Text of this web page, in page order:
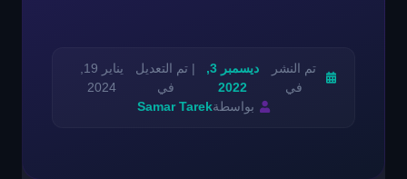
تم النشر
في
ديسمبر 3,
2022
| تم التعديل
في
يناير 19,
2024
بواسطةSamar Tarek